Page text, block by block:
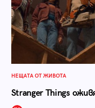
НЕЩАТА ОТ ЖИВОТА
Stranger Things